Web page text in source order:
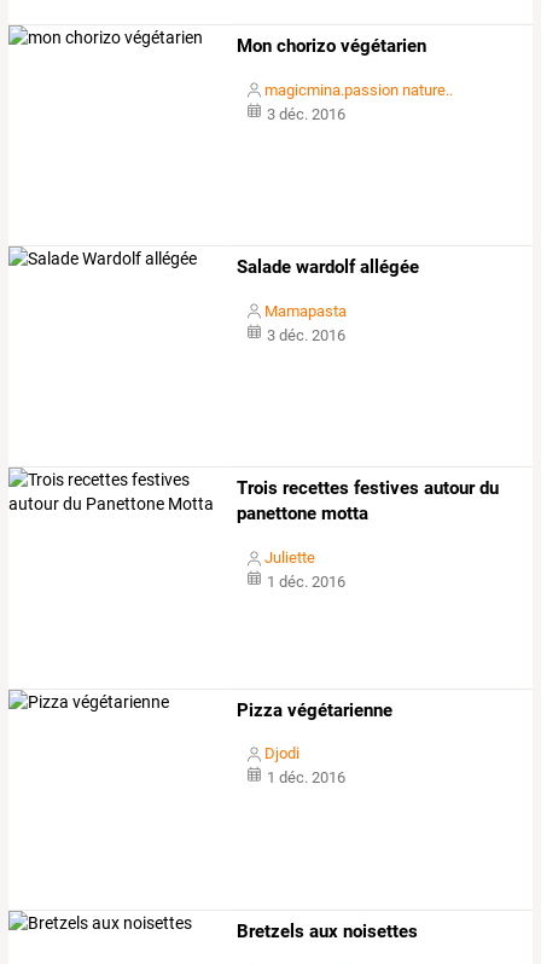
Mon chorizo végétarien
magicmina.passion nature..
3 déc. 2016
Salade wardolf allégée
Mamapasta
3 déc. 2016
Trois recettes festives autour du
panettone motta
Juliette
1 déc. 2016
Pizza végétarienne
Djodi
1 déc. 2016
Bretzels aux noisettes